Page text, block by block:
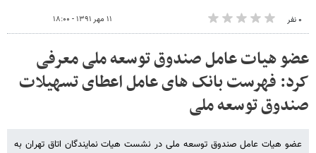
۰ نفر ۱۱ مهر ۱۳۹۱ - ۱۸:۰۰
عضو هیات عامل صندوق توسعه ملی معرفی
کرد: فهرست بانک های عامل اعطای تسهیلات
صندوق توسعه ملی
عضو هیات عامل صندوق توسعه ملی در نشست هیات نمایندگان اتاق تهران به